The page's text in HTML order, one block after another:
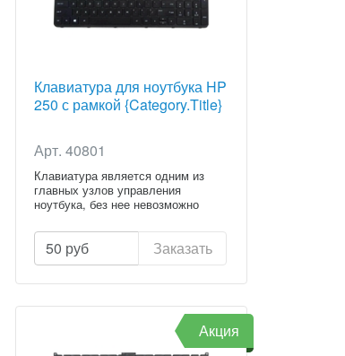
Клавиатура для ноутбука HP
250 с рамкой {Category.Title}
Арт. 40801
Клавиатура является одним из
главных узлов управления
ноутбука, без нее невозможно
50 руб Заказать
Акция